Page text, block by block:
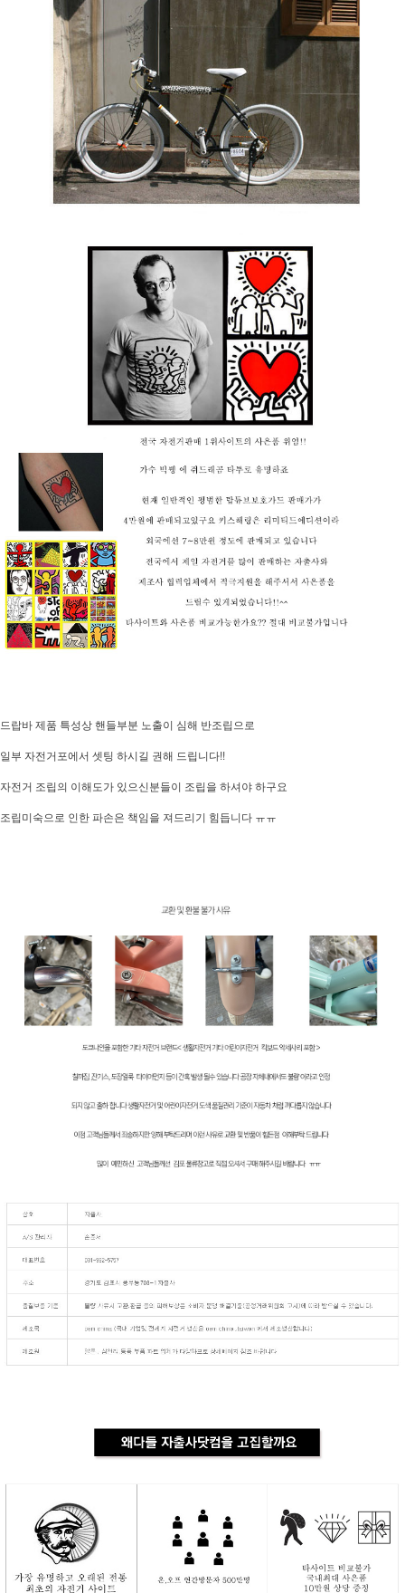
드랍바 제품 특성상 핸들부분 노출이 심해 반조립으로
일부 자전거포에서 셋팅 하시길 권해 드립니다!!
자전거 조립의 이해도가 있으신분들이 조립을 하셔야 하구요
조립미숙으로 인한 파손은 책임을 져드리기 힘듭니다 ㅠㅠ